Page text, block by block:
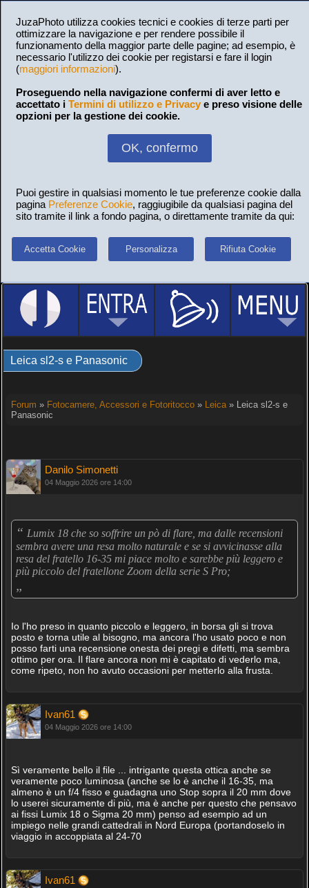
JuzaPhoto utilizza cookies tecnici e cookies di terze parti per
ottimizzare la navigazione e per rendere possibile il
funzionamento della maggior parte delle pagine; ad esempio, è
necessario l'utilizzo dei cookie per registarsi e fare il login
(maggiori informazioni).
Proseguendo nella navigazione confermi di aver letto e
accettato i Termini di utilizzo e Privacy e preso visione delle
opzioni per la gestione dei cookie.
OK, confermo
Puoi gestire in qualsiasi momento le tue preferenze cookie dalla
pagina Preferenze Cookie, raggiugibile da qualsiasi pagina del
sito tramite il link a fondo pagina, o direttamente tramite da qui:
Accetta Cookie Personalizza Rifiuta Cookie
Leica sl2-s e Panasonic
Forum » Fotocamere, Accessori e Fotoritocco» Leica» Leica sl2-s e
Panasonic
Danilo Simonetti
04 Maggio 2026 ore 14:00
“ Lumix 18 che so soffrire un pò di flare, ma dalle recensioni
sembra avere una resa molto naturale e se si avvicinasse alla
resa del fratello 16-35 mi piace molto e sarebbe più leggero e
più piccolo del fratellone Zoom della serie S Pro;
„
Io l'ho preso in quanto piccolo e leggero, in borsa gli si trova
posto e torna utile al bisogno, ma ancora l'ho usato poco e non
posso farti una recensione onesta dei pregi e difetti, ma sembra
ottimo per ora. Il flare ancora non mi è capitato di vederlo ma,
come ripeto, non ho avuto occasioni per metterlo alla frusta.
Ivan61
04 Maggio 2026 ore 14:00
Sì veramente bello il file ... intrigante questa ottica anche se
veramente poco luminosa (anche se lo è anche il 16-35, ma
almeno è un f/4 fisso e guadagna uno Stop sopra il 20 mm dove
lo userei sicuramente di più, ma è anche per questo che pensavo
ai fissi Lumix 18 o Sigma 20 mm) penso ad esempio ad un
impiego nelle grandi cattedrali in Nord Europa (portandoselo in
viaggio in accoppiata al 24-70
Ivan61